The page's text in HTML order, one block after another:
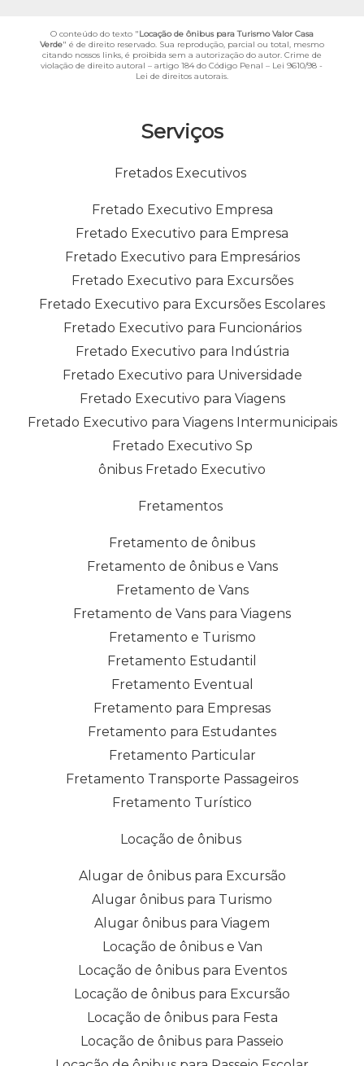
Serviços
Fretados Executivos
Fretado Executivo Empresa
Fretado Executivo para Empresa
Fretado Executivo para Empresários
Fretado Executivo para Excursões
Fretado Executivo para Excursões Escolares
Fretado Executivo para Funcionários
Fretado Executivo para Indústria
Fretado Executivo para Universidade
Fretado Executivo para Viagens
Fretado Executivo para Viagens Intermunicipais
Fretado Executivo Sp
ônibus Fretado Executivo
Fretamentos
Fretamento de ônibus
Fretamento de ônibus e Vans
Fretamento de Vans
Fretamento de Vans para Viagens
Fretamento e Turismo
Fretamento Estudantil
Fretamento Eventual
Fretamento para Empresas
Fretamento para Estudantes
Fretamento Particular
Fretamento Transporte Passageiros
Fretamento Turístico
Locação de ônibus
Alugar de ônibus para Excursão
Alugar ônibus para Turismo
Alugar ônibus para Viagem
Locação de ônibus e Van
Locação de ônibus para Eventos
Locação de ônibus para Excursão
Locação de ônibus para Festa
Locação de ônibus para Passeio
O conteúdo do texto "Locação de ônibus para Turismo Valor Casa
Verde" é de direito reservado. Sua reprodução, parcial ou total, mesmo
citando nossos links, é proibida sem a autorização do autor. Crime de
violação de direito autoral – artigo 184 do Código Penal – Lei 9610/98 -
Lei de direitos autorais.